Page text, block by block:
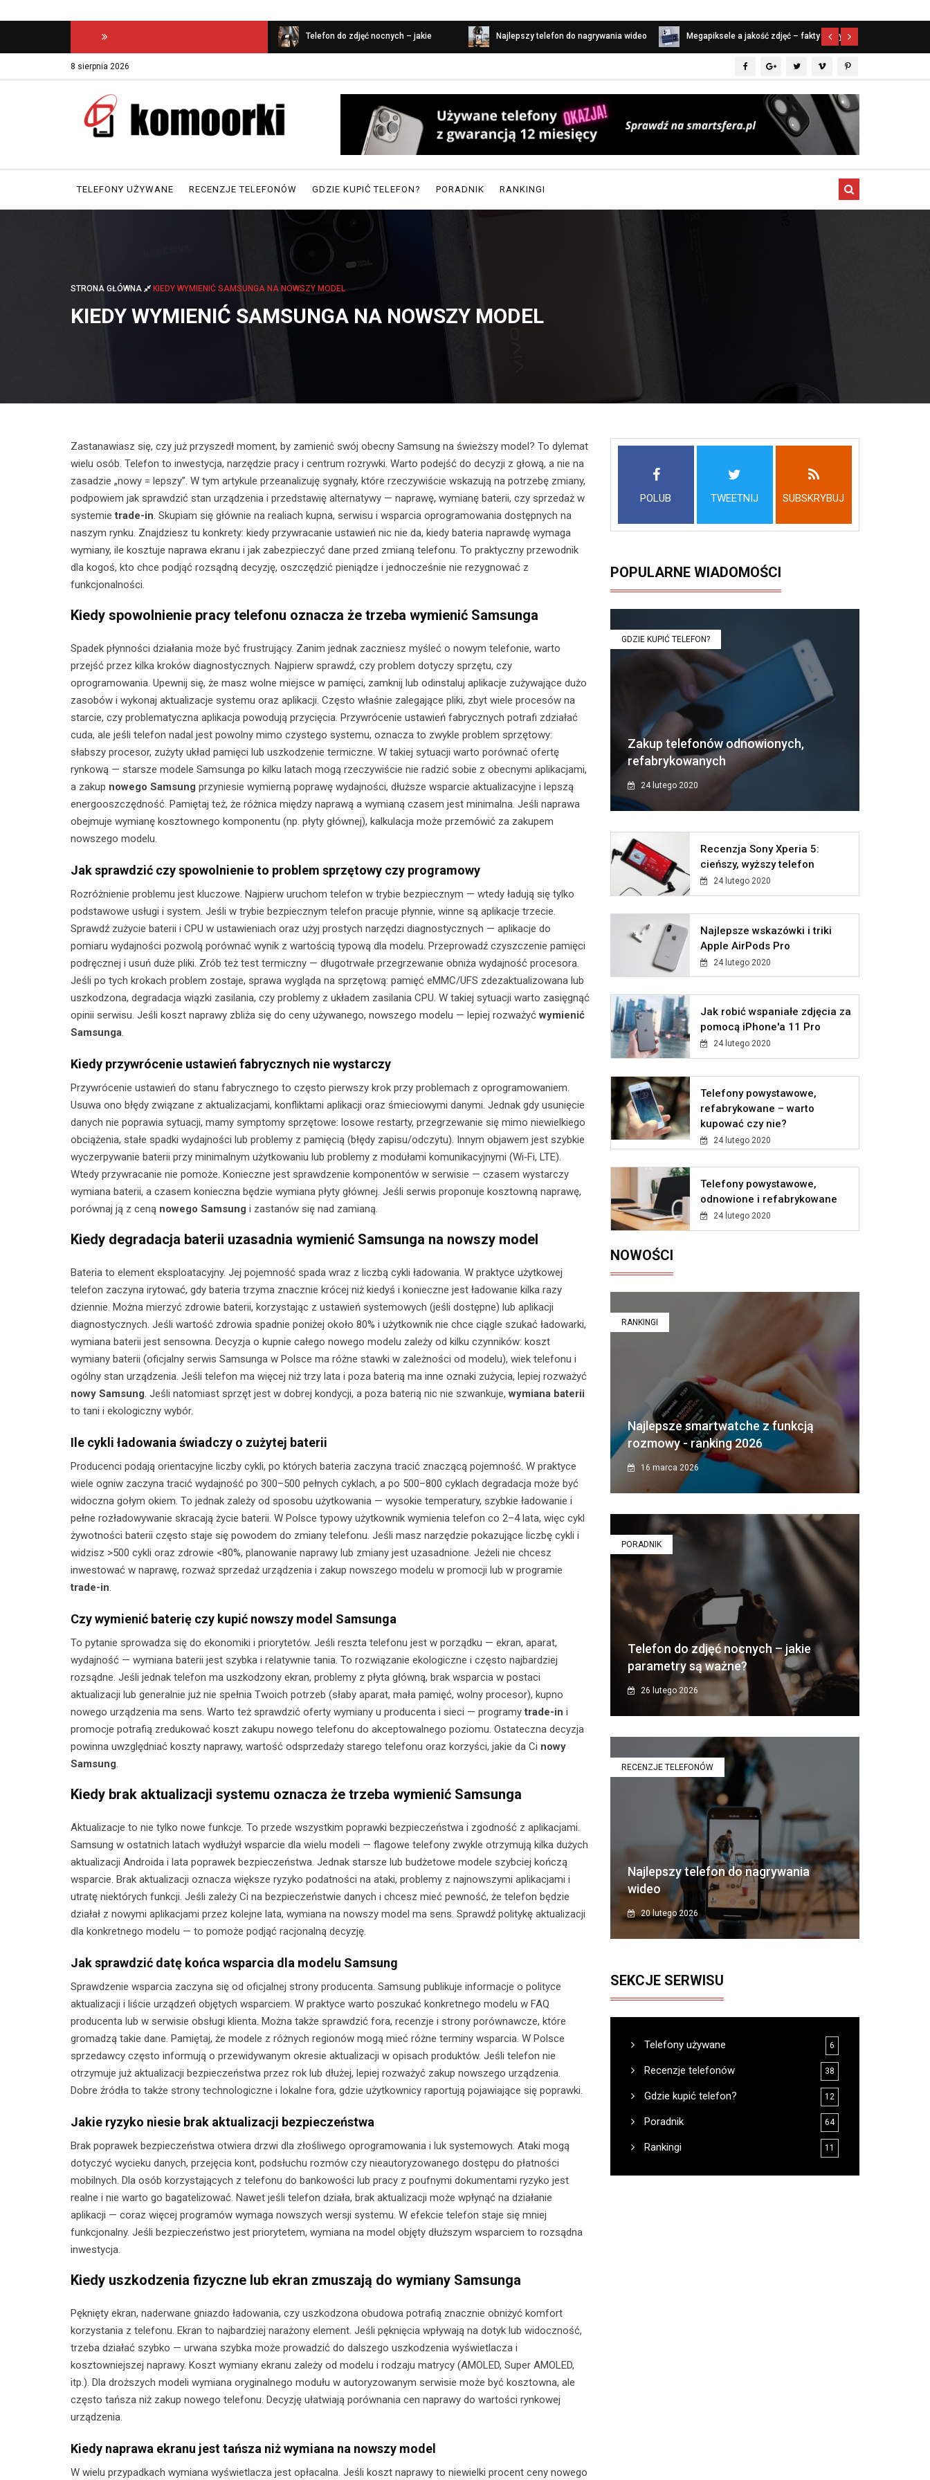
Telefon do zdjęć nocnych – jakie Najlepszy telefon do nagrywania wideo Megapiksele a jakość zdjęć – fakty i mity
8 sierpnia 2026
TELEFONY UŻYWANE RECENZJE TELEFONÓW GDZIE KUPIĆ TELEFON? PORADNIK RANKINGI
STRONA GŁÓWNA KIEDY WYMIENIĆ SAMSUNGA NA NOWSZY MODEL
KIEDY WYMIENIĆ SAMSUNGA NA NOWSZY MODEL
Zastanawiasz się, czy już przyszedł moment, by zamienić swój obecny Samsung na świeższy model? To dylemat
wielu osób. Telefon to inwestycja, narzędzie pracy i centrum rozrywki. Warto podejść do decyzji z głową, a nie na
zasadzie „nowy = lepszy”. W tym artykule przeanalizuję sygnały, które rzeczywiście wskazują na potrzebę zmiany,
podpowiem jak sprawdzić stan urządzenia i przedstawię alternatywy — naprawę, wymianę baterii, czy sprzedaż w
systemietrade-in. Skupiam się głównie na realiach kupna, serwisu i wsparcia oprogramowania dostępnych na
naszym rynku. Znajdziesz tu konkrety: kiedy przywracanie ustawień nic nie da, kiedy bateria naprawdę wymaga
wymiany, ile kosztuje naprawa ekranu i jak zabezpieczyć dane przed zmianą telefonu. To praktyczny przewodnik
dla kogoś, kto chce podjąć rozsądną decyzję, oszczędzić pieniądze i jednocześnie nie rezygnować z
funkcjonalności.
Kiedy spowolnienie pracy telefonu oznacza że trzeba wymienić Samsunga
Spadek płynności działania może być frustrujący. Zanim jednak zaczniesz myśleć o nowym telefonie, warto
przejść przez kilka kroków diagnostycznych. Najpierw sprawdź, czy problem dotyczy sprzętu, czy
oprogramowania. Upewnij się, że masz wolne miejsce w pamięci, zamknij lub odinstaluj aplikacje zużywające dużo
zasobów i wykonaj aktualizacje systemu oraz aplikacji. Często właśnie zalegające pliki, zbyt wiele procesów na
starcie, czy problematyczna aplikacja powodują przycięcia. Przywrócenie ustawień fabrycznych potrafi zdziałać
cuda, ale jeśli telefon nadal jest powolny mimo czystego systemu, oznacza to zwykle problem sprzętowy:
słabszy procesor, zużyty układ pamięci lub uszkodzenie termiczne. W takiej sytuacji warto porównać ofertę
rynkową — starsze modele Samsunga po kilku latach mogą rzeczywiście nie radzić sobie z obecnymi aplikacjami,
a zakup nowego Samsung przyniesie wymierną poprawę wydajności, dłuższe wsparcie aktualizacyjne i lepszą
energooszczędność. Pamiętaj też, że różnica między naprawą a wymianą czasem jest minimalna. Jeśli naprawa
obejmuje wymianę kosztownego komponentu (np. płyty głównej), kalkulacja może przemówić za zakupem
nowszego modelu.
Jak sprawdzić czy spowolnienie to problem sprzętowy czy programowy
Rozróżnienie problemu jest kluczowe. Najpierw uruchom telefon w trybie bezpiecznym — wtedy ładują się tylko
podstawowe usługi i system. Jeśli w trybie bezpiecznym telefon pracuje płynnie, winne są aplikacje trzecie.
Sprawdź zużycie baterii i CPU w ustawieniach oraz użyj prostych narzędzi diagnostycznych — aplikacje do
pomiaru wydajności pozwolą porównać wynik z wartością typową dla modelu. Przeprowadź czyszczenie pamięci
podręcznej i usuń duże pliki. Zrób też test termiczny — długotrwałe przegrzewanie obniża wydajność procesora.
Jeśli po tych krokach problem zostaje, sprawa wygląda na sprzętową: pamięć eMMC/UFS zdezaktualizowana lub
uszkodzona, degradacja wiązki zasilania, czy problemy z układem zasilania CPU. W takiej sytuacji warto zasięgnąć
opinii serwisu. Jeśli koszt naprawy zbliża się do ceny używanego, nowszego modelu — lepiej rozważyćwymienić
Samsunga.
Kiedy przywrócenie ustawień fabrycznych nie wystarczy
Przywrócenie ustawień do stanu fabrycznego to często pierwszy krok przy problemach z oprogramowaniem.
Usuwa ono błędy związane z aktualizacjami, konfliktami aplikacji oraz śmieciowymi danymi. Jednak gdy usunięcie
danych nie poprawia sytuacji, mamy symptomy sprzętowe: losowe restarty, przegrzewanie się mimo niewielkiego
obciążenia, stałe spadki wydajności lub problemy z pamięcią (błędy zapisu/odczytu). Innym objawem jest szybkie
wyczerpywanie baterii przy minimalnym użytkowaniu lub problemy z modułami komunikacyjnymi (Wi‑Fi, LTE).
Wtedy przywracanie nie pomoże. Konieczne jest sprawdzenie komponentów w serwisie — czasem wystarczy
wymiana baterii, a czasem konieczna będzie wymiana płyty głównej. Jeśli serwis proponuje kosztowną naprawę,
porównaj ją z ceną nowego Samsung i zastanów się nad zamianą.
Kiedy degradacja baterii uzasadnia wymienić Samsunga na nowszy model
Bateria to element eksploatacyjny. Jej pojemność spada wraz z liczbą cykli ładowania. W praktyce użytkowej
telefon zaczyna irytować, gdy bateria trzyma znacznie krócej niż kiedyś i konieczne jest ładowanie kilka razy
dziennie. Można mierzyć zdrowie baterii, korzystając z ustawień systemowych (jeśli dostępne) lub aplikacji
diagnostycznych. Jeśli wartość zdrowia spadnie poniżej około 80% i użytkownik nie chce ciągle szukać ładowarki,
wymiana baterii jest sensowna. Decyzja o kupnie całego nowego modelu zależy od kilku czynników: koszt
wymiany baterii (oficjalny serwis Samsunga w Polsce ma różne stawki w zależności od modelu), wiek telefonu i
ogólny stan urządzenia. Jeśli telefon ma więcej niż trzy lata i poza baterią ma inne oznaki zużycia, lepiej rozważyć
nowy Samsung. Jeśli natomiast sprzęt jest w dobrej kondycji, a poza baterią nic nie szwankuje,wymiana baterii
to tani i ekologiczny wybór.
Ile cykli ładowania świadczy o zużytej baterii
Producenci podają orientacyjne liczby cykli, po których bateria zaczyna tracić znaczącą pojemność. W praktyce
wiele ogniw zaczyna tracić wydajność po 300–500 pełnych cyklach, a po 500–800 cyklach degradacja może być
widoczna gołym okiem. To jednak zależy od sposobu użytkowania — wysokie temperatury, szybkie ładowanie i
pełne rozładowywanie skracają życie baterii. W Polsce typowy użytkownik wymienia telefon co 2–4 lata, więc cykl
żywotności baterii często staje się powodem do zmiany telefonu. Jeśli masz narzędzie pokazujące liczbę cykli i
widzisz >500 cykli oraz zdrowie <80%, planowanie naprawy lub zmiany jest uzasadnione. Jeżeli nie chcesz
inwestować w naprawę, rozważ sprzedaż urządzenia i zakup nowszego modelu w promocji lub w programie
trade-in.
Czy wymienić baterię czy kupić nowszy model Samsunga
To pytanie sprowadza się do ekonomiki i priorytetów. Jeśli reszta telefonu jest w porządku — ekran, aparat,
wydajność — wymiana baterii jest szybka i relatywnie tania. To rozwiązanie ekologiczne i często najbardziej
rozsądne. Jeśli jednak telefon ma uszkodzony ekran, problemy z płyta główną, brak wsparcia w postaci
aktualizacji lub generalnie już nie spełnia Twoich potrzeb (słaby aparat, mała pamięć, wolny procesor), kupno
nowego urządzenia ma sens. Warto też sprawdzić oferty wymiany u producenta i sieci — programytrade-in i
promocje potrafią zredukować koszt zakupu nowego telefonu do akceptowalnego poziomu. Ostateczna decyzja
powinna uwzględniać koszty naprawy, wartość odsprzedaży starego telefonu oraz korzyści, jakie da Ci nowy
Samsung.
Kiedy brak aktualizacji systemu oznacza że trzeba wymienić Samsunga
Aktualizacje to nie tylko nowe funkcje. To przede wszystkim poprawki bezpieczeństwa i zgodność z aplikacjami.
Samsung w ostatnich latach wydłużył wsparcie dla wielu modeli — flagowe telefony zwykle otrzymują kilka dużych
aktualizacji Androida i lata poprawek bezpieczeństwa. Jednak starsze lub budżetowe modele szybciej kończą
wsparcie. Brak aktualizacji oznacza większe ryzyko podatności na ataki, problemy z najnowszymi aplikacjami i
utratę niektórych funkcji. Jeśli zależy Ci na bezpieczeństwie danych i chcesz mieć pewność, że telefon będzie
działał z nowymi aplikacjami przez kolejne lata, wymiana na nowszy model ma sens. Sprawdź politykę aktualizacji
dla konkretnego modelu — to pomoże podjąć racjonalną decyzję.
Jak sprawdzić datę końca wsparcia dla modelu Samsung
Sprawdzenie wsparcia zaczyna się od oficjalnej strony producenta. Samsung publikuje informacje o polityce
aktualizacji i liście urządzeń objętych wsparciem. W praktyce warto poszukać konkretnego modelu w FAQ
producenta lub w serwisie obsługi klienta. Można także sprawdzić fora, recenzje i strony porównawcze, które
gromadzą takie dane. Pamiętaj, że modele z różnych regionów mogą mieć różne terminy wsparcia. W Polsce
sprzedawcy często informują o przewidywanym okresie aktualizacji w opisach produktów. Jeśli telefon nie
otrzymuje już aktualizacji bezpieczeństwa przez rok lub dłużej, lepiej rozważyć zakup nowszego urządzenia.
Dobre źródła to także strony technologiczne i lokalne fora, gdzie użytkownicy raportują pojawiające się poprawki.
Jakie ryzyko niesie brak aktualizacji bezpieczeństwa
Brak poprawek bezpieczeństwa otwiera drzwi dla złośliwego oprogramowania i luk systemowych. Ataki mogą
dotyczyć wycieku danych, przejęcia kont, podsłuchu rozmów czy nieautoryzowanego dostępu do płatności
mobilnych. Dla osób korzystających z telefonu do bankowości lub pracy z poufnymi dokumentami ryzyko jest
realne i nie warto go bagatelizować. Nawet jeśli telefon działa, brak aktualizacji może wpłynąć na działanie
aplikacji — coraz więcej programów wymaga nowszych wersji systemu. W efekcie telefon staje się mniej
funkcjonalny. Jeśli bezpieczeństwo jest priorytetem, wymiana na model objęty dłuższym wsparciem to rozsądna
inwestycja.
Kiedy uszkodzenia fizyczne lub ekran zmuszają do wymiany Samsunga
Pęknięty ekran, naderwane gniazdo ładowania, czy uszkodzona obudowa potrafią znacznie obniżyć komfort
korzystania z telefonu. Ekran to najbardziej narażony element. Jeśli pęknięcia wpływają na dotyk lub widoczność,
trzeba działać szybko — urwana szybka może prowadzić do dalszego uszkodzenia wyświetlacza i
kosztowniejszej naprawy. Koszt wymiany ekranu zależy od modelu i rodzaju matrycy (AMOLED, Super AMOLED,
itp.). Dla droższych modeli wymiana oryginalnego modułu w autoryzowanym serwisie może być kosztowna, ale
często tańsza niż zakup nowego telefonu. Decyzję ułatwiają porównania cen naprawy do wartości rynkowej
urządzenia.
Kiedy naprawa ekranu jest tańsza niż wymiana na nowszy model
W wielu przypadkach wymiana wyświetlacza jest opłacalna. Jeśli koszt naprawy to niewielki procent ceny nowego
POLUB TWEETNIJ SUBSKRYBUJ
POPULARNE WIADOMOŚCI
GDZIE KUPIĆ TELEFON?
Zakup telefonów odnowionych,
refabrykowanych
24 lutego 2020
Recenzja Sony Xperia 5:
cieńszy, wyższy telefon
24 lutego 2020
Najlepsze wskazówki i triki
Apple AirPods Pro
24 lutego 2020
Jak robić wspaniałe zdjęcia za
pomocą iPhone'a 11 Pro
24 lutego 2020
Telefony powystawowe,
refabrykowane – warto
kupować czy nie?
24 lutego 2020
Telefony powystawowe,
odnowione i refabrykowane
24 lutego 2020
NOWOŚCI
RANKINGI
Najlepsze smartwatche z funkcją
rozmowy - ranking 2026
16 marca 2026
PORADNIK
Telefon do zdjęć nocnych – jakie
parametry są ważne?
26 lutego 2026
RECENZJE TELEFONÓW
Najlepszy telefon do nagrywania
wideo
20 lutego 2026
SEKCJE SERWISU
Telefony używane 6
Recenzje telefonów 38
Gdzie kupić telefon? 12
Poradnik 64
Rankingi 11